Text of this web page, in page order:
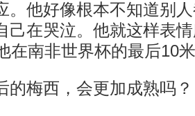
。他好像根本不知道别
己在哭泣。他就这样表
在南非世界杯的最后10
西，会更加成熟吗？